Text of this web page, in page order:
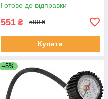
Готово до відправки
551 ₴ 580 ₴
Купити
–5%